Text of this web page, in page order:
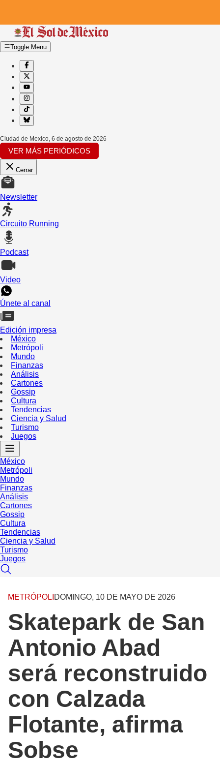
Toggle Menu
Ciudad de Mexico, 6 de agosto de 2026
VER MÁS PERIÓDICOS
Cerrar
Newsletter
Circuito Running
Podcast
Video
Únete al canal
Edición impresa
México
Metrópoli
Mundo
Finanzas
Análisis
Cartones
Gossip
Cultura
Tendencias
Ciencia y Salud
Turismo
Juegos
México
Metrópoli
Mundo
Finanzas
Análisis
Cartones
Gossip
Cultura
Tendencias
Ciencia y Salud
Turismo
Juegos
METRÓPOLI DOMINGO, 10 DE MAYO DE 2026
Skatepark de San
Antonio Abad
será reconstruido
con Calzada
Flotante, afirma
Sobse